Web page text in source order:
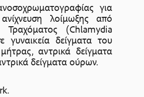
για
λοίμωξης από
(Chlamydia
γυναικεία δείγματα του
αντρικά δείγματα
δείγματα ούρων.